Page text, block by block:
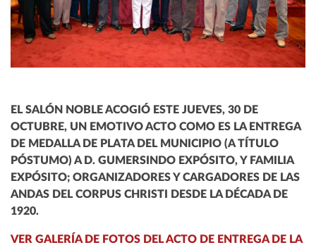
EL SALÓN NOBLE ACOGIÓ ESTE JUEVES, 30 DE
OCTUBRE, UN EMOTIVO ACTO COMO ES LA ENTREGA
DE MEDALLA DE PLATA DEL MUNICIPIO (A TÍTULO
PÓSTUMO) A D. GUMERSINDO EXPÓSITO, Y FAMILIA
EXPÓSITO; ORGANIZADORES Y CARGADORES DE LAS
ANDAS DEL CORPUS CHRISTI DESDE LA DÉCADA DE
1920.
VER GALERÍA DE FOTOS DEL ACTO DE ENTREGA DE LA